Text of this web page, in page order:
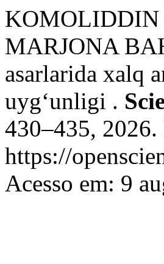
KOMOLIDDIN
MARJONA
asarlarida xalq
uyg‘unligi .
430–435,
https://
Acesso em: 9